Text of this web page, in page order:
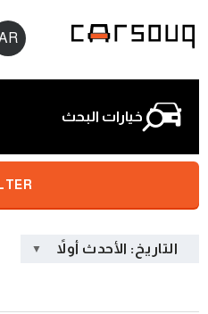
خيارات البحث
التاريخ: الأحدث أولاً